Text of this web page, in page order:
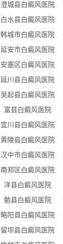
澄城县白癜风医院
白水县白癜风医院
韩城市白癜风医院
延安市白癜风医院
安塞区白癜风医院
延川县白癜风医院
吴起县白癜风医院
富县白癜风医院
宜川县白癜风医院
黄陵县白癜风医院
汉中市白癜风医院
南郑区白癜风医院
洋县白癜风医院
勉县白癜风医院
略阳县白癜风医院
留坝县白癜风医院